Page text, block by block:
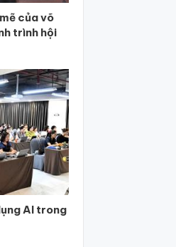
của võ
trình hội
AI trong